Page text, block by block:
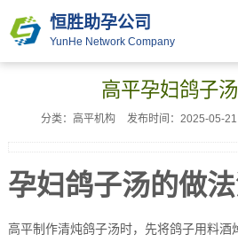
恒胜助孕公司
YunHe Network Company
高平孕妇鸽子
分类：高平机构 发布时间：2025-05-
孕妇鸽子汤的做
高平制作清炖鸽子汤时，先将鸽子用料酒